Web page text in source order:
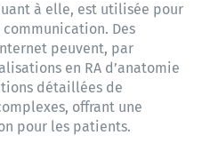
à elle, est utilisée pour
Des
peuvent, par
en RA d’anatomie
détaillées de
offrant une
pour les patients.